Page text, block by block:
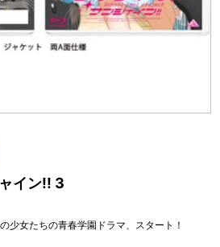
イン!! 3
少女たちの青春学園ドラマ、スタート！